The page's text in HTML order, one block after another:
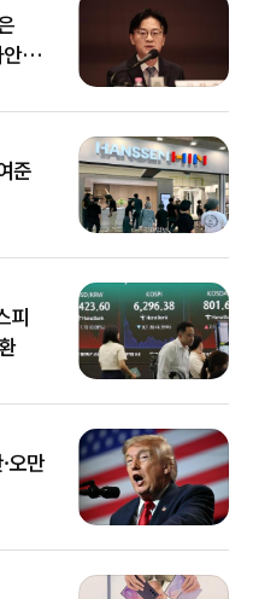
준
피
오만